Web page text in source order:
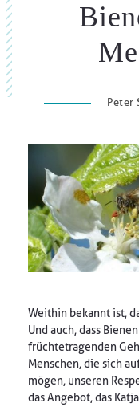
Peter
Weithin bekannt ist,
Und auch, dass
früchtetragenden
Menschen, die sich
mögen, unseren
das Angebot, das